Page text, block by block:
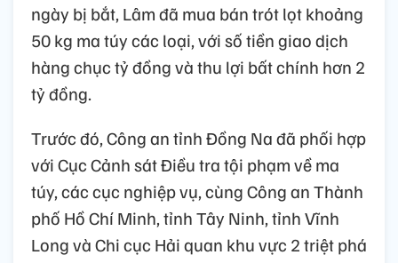
ngày bị bắt, Lâm đã mua bán trót lọt khoảng
50 kg ma túy các loại, với số tiền giao dịch
hàng chục tỷ đồng và thu lợi bất chính hơn 2
tỷ đồng.
Trước đó, Công an tỉnh Đồng Na đã phối hợp
với Cục Cảnh sát Điều tra tội phạm về ma
túy, các cục nghiệp vụ, cùng Công an Thành
phố Hồ Chí Minh, tỉnh Tây Ninh, tỉnh Vĩnh
Long và Chi cục Hải quan khu vực 2 triệt phá